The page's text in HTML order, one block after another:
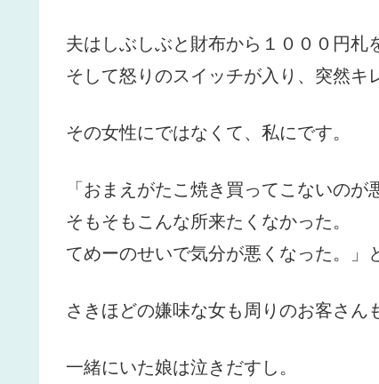
夫はしぶしぶと財布から１０００円札
そして怒りのスイッチが入り、突然キ
その女性にではなくて、私にです。
「おまえがたこ焼き買ってこないのが
そもそもこんな所来たくなかった。
てめーのせいで気分が悪くなった。」
さきほどの嫌味な女も周りのお客さん
一緒にいた娘は泣きだすし。